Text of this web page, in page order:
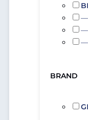
—
—
—
BRAND